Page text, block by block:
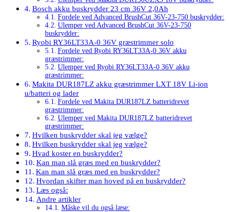
Bosch akku buskrydder 23 cm 36V 2,0Ah
Fordele ved Advanced BrushCut 36V-23-750 buskrydder:
Ulemper ved Advanced BrushCut 36V-23-750
buskrydder:
Ryobi RY36LT33A-0 36V græstrimmer solo
Fordele ved Ryobi RY36LT33A-0 36V akku
græstrimmer:
Ulemper ved Ryobi RY36LT33A-0 36V akku
græstrimmer:
Makita DUR187LZ akku græstrimmer LXT 18V Li-ion
u/batteri og lader
Fordele ved Makita DUR187LZ batteridrevet
græstrimmer:
Ulemper ved Makita DUR187LZ batteridrevet
græstrimmer:
Hvilken buskrydder skal jeg vælge?
Hvilken buskrydder skal jeg vælge?
Hvad koster en buskrydder?
Kan man slå græs med en buskrydder?
Kan man slå græs med en buskrydder?
Hvordan skifter man hoved på en buskrydder?
Læs også:
Andre artikler
Måske vil du også læse: